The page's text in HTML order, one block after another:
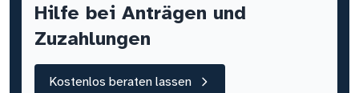
Hilfe bei Anträgen und
Zuzahlungen
Kostenlos beraten lassen